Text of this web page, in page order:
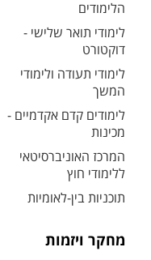
הלימודים
לימודי תואר שלישי -
דוקטורט
לימודי תעודה ולימודי
המשך
לימודים קדם אקדמיים -
מכינות
המרכז האוניברסיטאי
ללימודי חוץ
תוכניות בין-לאומיות
מחקר ויזמות